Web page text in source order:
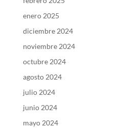
enero 2025
diciembre 2024
noviembre 2024
octubre 2024
agosto 2024
julio 2024
junio 2024
mayo 2024